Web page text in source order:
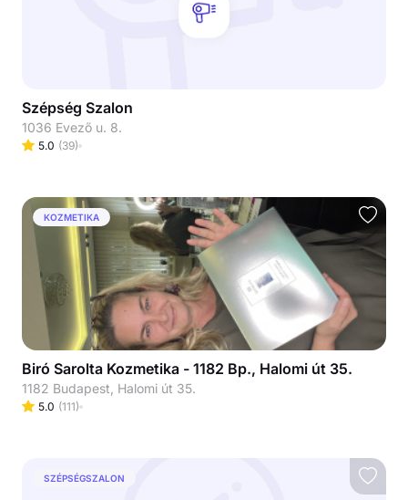
Szépség Szalon
1036 Evező u. 8.
5.0 (39)
KOZMETIKA
Biró Sarolta Kozmetika - 1182 Bp., Halomi út 35.
1182 Budapest, Halomi út 35.
5.0 (111)
SZÉPSÉGSZALON